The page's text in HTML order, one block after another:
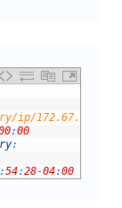
ip/
:00
:
:54:28-04:00